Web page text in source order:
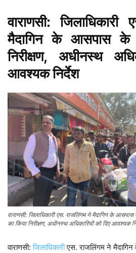
वाराणसी:
मैदागिन के आसपास के
निरीक्षण, अधीनस्थ
आवश्यक निर्देश
वाराणसी: जिलाधिकारी एस. राजलिंगम ने मैदागिन के आसपास
का किया निरीक्षण, अधीनस्थ अधिकारियों को दिए आवश्यक
वाराणसी:जिलाधिकारीएस. राजलिंगम ने मैदागिन